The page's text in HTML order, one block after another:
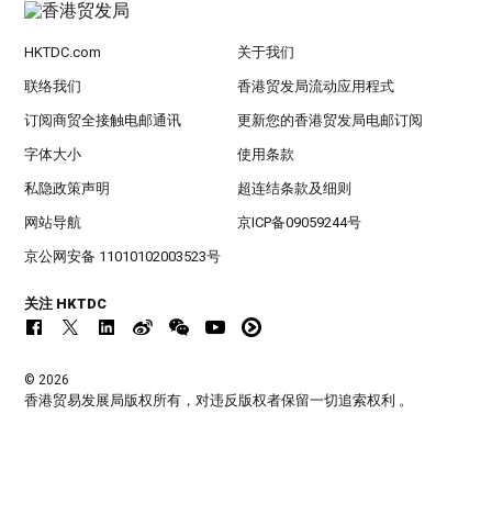
HKTDC.com 关于我们
联络我们 香港贸发局流动应用程式
订阅商贸全接触电邮通讯 更新您的香港贸发局电邮订阅
字体大小 使用条款
私隐政策声明 超连结条款及细则
网站导航 京ICP备09059244号
京公网安备 11010102003523号
关注 HKTDC
© 2026
香港贸易发展局版权所有，对违反版权者保留一切追索权利 。